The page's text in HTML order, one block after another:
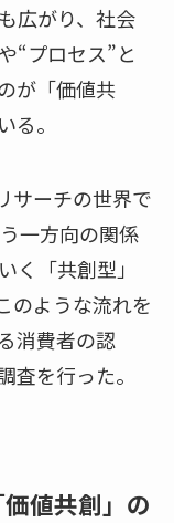
広がり、社会
“プロセス”と
が「価値共
る。
サーチの世界で
一方向の関係
く「共創型」
のような流れを
消費者の認
査を行った。
値共創」の